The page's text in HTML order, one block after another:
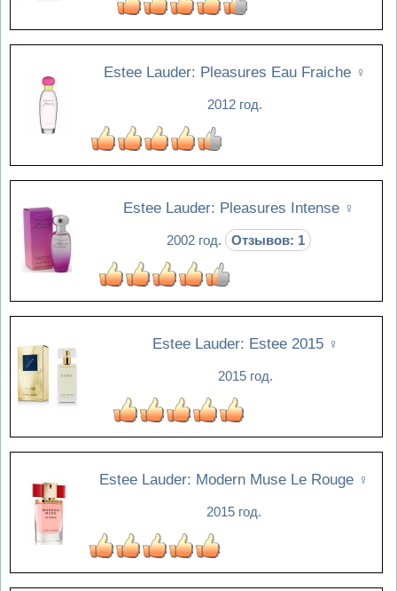
Estee Lauder: Pleasures Eau Fraiche ♀
2012 год.
Estee Lauder: Pleasures Intense ♀
2002 год. Отзывов: 1
Estee Lauder: Estee 2015 ♀
2015 год.
Estee Lauder: Modern Muse Le Rouge ♀
2015 год.